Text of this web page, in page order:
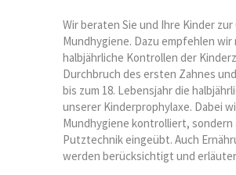
Wir beraten Sie und Ihre Kinder
Mundhygiene. Dazu empfehlen wir
halbjährliche Kontrollen der
Durchbruch des ersten Zahnes
bis zum 18. Lebensjahr die
unserer Kinderprophylaxe. Dabei
Mundhygiene kontrolliert, sondern
Putztechnik eingeübt. Auch
werden berücksichtigt und